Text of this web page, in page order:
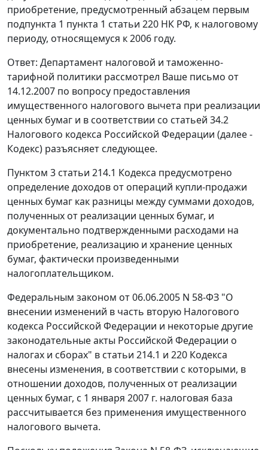
приобретение, предусмотренный абзацем первым
подпункта 1 пункта 1 статьи 220 НК РФ, к налоговому
периоду, относящемуся к 2006 году.
Ответ: Департамент налоговой и таможенно-
тарифной политики рассмотрел Ваше письмо от
14.12.2007 по вопросу предоставления
имущественного налогового вычета при реализации
ценных бумаг и в соответствии со статьей 34.2
Налогового кодекса Российской Федерации (далее -
Кодекс) разъясняет следующее.
Пунктом 3 статьи 214.1 Кодекса предусмотрено
определение доходов от операций купли-продажи
ценных бумаг как разницы между суммами доходов,
полученных от реализации ценных бумаг, и
документально подтвержденными расходами на
приобретение, реализацию и хранение ценных
бумаг, фактически произведенными
налогоплательщиком.
Федеральным законом от 06.06.2005 N 58-ФЗ "О
внесении изменений в часть вторую Налогового
кодекса Российской Федерации и некоторые другие
законодательные акты Российской Федерации о
налогах и сборах" в статьи 214.1 и 220 Кодекса
внесены изменения, в соответствии с которыми, в
отношении доходов, полученных от реализации
ценных бумаг, с 1 января 2007 г. налоговая база
рассчитывается без применения имущественного
налогового вычета.